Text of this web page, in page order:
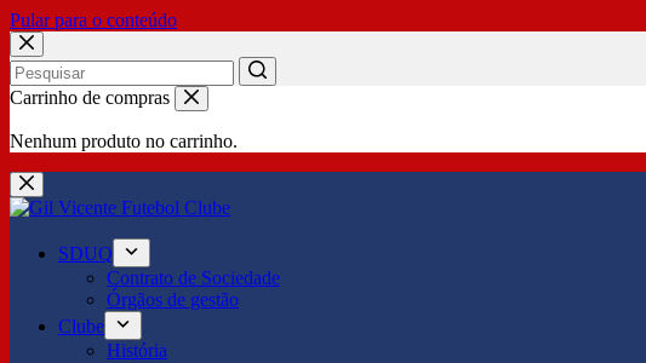
Pular para o conteúdo
No
Carrinho de compras
Nenhum produto no carrinho.
SDUQ
Contrato de Sociedade
Órgãos de gestão
Clube
História